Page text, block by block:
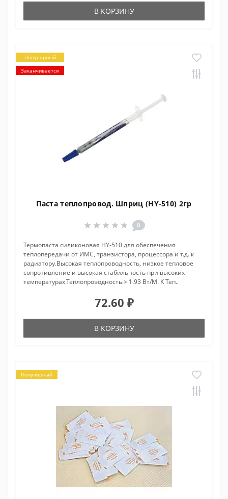
В КОРЗИНУ
Популярный
Заканчивается
Паста теплопровод. Шприц (HY-510) 2гр
0
Термопаста силиконовая HY-510 для обеспечения
теплопередачи от ИМС, транзистора, процессора и т.д. к
радиатору.Высокая теплопроводность, низкое тепловое
сопротивление и высокая стабильность при высоких
температурах.Теплопроводность:> 1.93 Вт/M. K Теп..
72.60 ₽
В КОРЗИНУ
Популярный